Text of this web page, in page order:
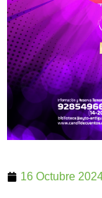
16 Octubre